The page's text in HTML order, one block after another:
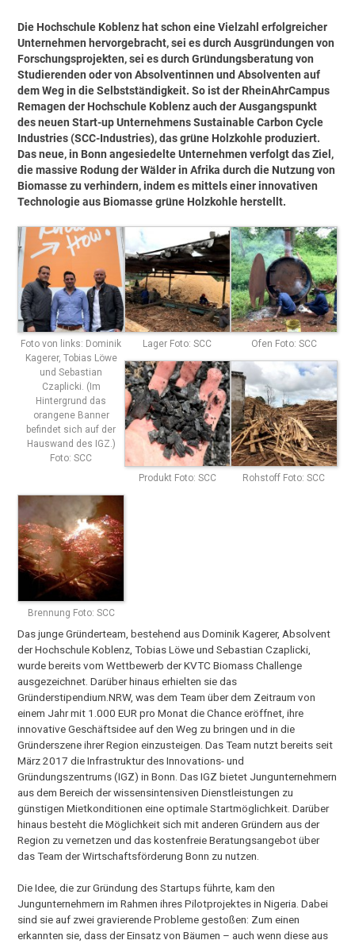
Die Hochschule Koblenz hat schon eine Vielzahl erfolgreicher
Unternehmen hervorgebracht, sei es durch Ausgründungen von
Forschungsprojekten, sei es durch Gründungsberatung von
Studierenden oder von Absolventinnen und Absolventen auf
dem Weg in die Selbstständigkeit. So ist der RheinAhrCampus
Remagen der Hochschule Koblenz auch der Ausgangspunkt
des neuen Start-up Unternehmens Sustainable Carbon Cycle
Industries (SCC-Industries), das grüne Holzkohle produziert.
Das neue, in Bonn angesiedelte Unternehmen verfolgt das Ziel,
die massive Rodung der Wälder in Afrika durch die Nutzung von
Biomasse zu verhindern, indem es mittels einer innovativen
Technologie aus Biomasse grüne Holzkohle herstellt.
Foto von links: Dominik
Kagerer, Tobias Löwe
und Sebastian
Czaplicki. (Im
Hintergrund das
orangene Banner
befindet sich auf der
Hauswand des IGZ.)
Foto: SCC
Lager Foto: SCC Ofen Foto: SCC
Produkt Foto: SCC Rohstoff Foto: SCC
Brennung Foto: SCC
Das junge Gründerteam, bestehend aus Dominik Kagerer, Absolvent
der Hochschule Koblenz, Tobias Löwe und Sebastian Czaplicki,
wurde bereits vom Wettbewerb der KVTC Biomass Challenge
ausgezeichnet. Darüber hinaus erhielten sie das
Gründerstipendium.NRW, was dem Team über dem Zeitraum von
einem Jahr mit 1.000 EUR pro Monat die Chance eröffnet, ihre
innovative Geschäftsidee auf den Weg zu bringen und in die
Gründerszene ihrer Region einzusteigen. Das Team nutzt bereits seit
März 2017 die Infrastruktur des Innovations- und
Gründungszentrums (IGZ) in Bonn. Das IGZ bietet Jungunternehmern
aus dem Bereich der wissensintensiven Dienstleistungen zu
günstigen Mietkonditionen eine optimale Startmöglichkeit. Darüber
hinaus besteht die Möglichkeit sich mit anderen Gründern aus der
Region zu vernetzen und das kostenfreie Beratungsangebot über
das Team der Wirtschaftsförderung Bonn zu nutzen.
Die Idee, die zur Gründung des Startups führte, kam den
Jungunternehmern im Rahmen ihres Pilotprojektes in Nigeria. Dabei
sind sie auf zwei gravierende Probleme gestoßen: Zum einen
erkannten sie, dass der Einsatz von Bäumen – auch wenn diese aus